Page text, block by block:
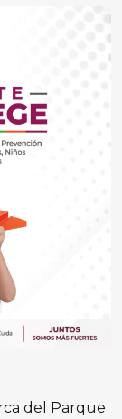
del Parque